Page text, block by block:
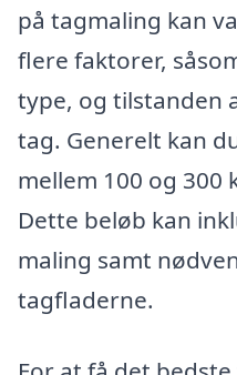
på tagmaling kan
flere faktorer,
type, og tilstanden
tag. Generelt kan
mellem 100 og 300
Dette beløb kan
maling samt
tagfladerne.